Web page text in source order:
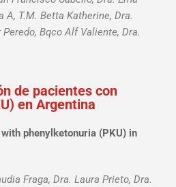
A, T.M. Betta Katherine, Dra.
Bqco Alf Valiente, Dra.
de pacientes con
en Argentina
phenylketonuria (PKU) in
Fraga, Dra. Laura Prieto, Dra.